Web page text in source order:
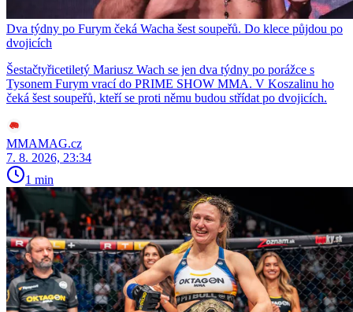
Dva týdny po Furym čeká Wacha šest soupeřů. Do klece půjdou po
dvojicích
Šestačtyřicetiletý Mariusz Wach se jen dva týdny po porážce s
Tysonem Furym vrací do PRIME SHOW MMA. V Koszalinu ho
čeká šest soupeřů, kteří se proti němu budou střídat po dvojicích.
MMAMAG.cz
7. 8. 2026, 23:34
1 min